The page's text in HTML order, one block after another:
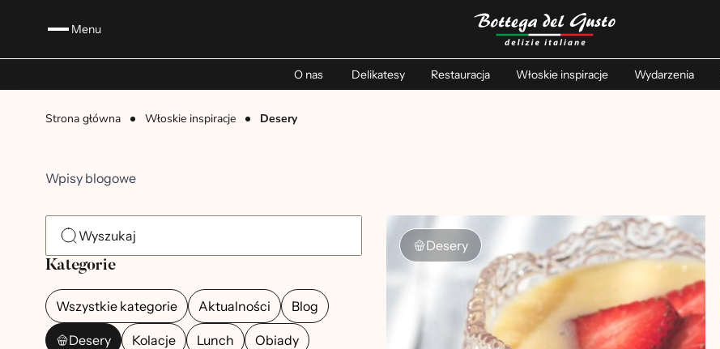
Menu
O nas Delikatesy Restauracja Włoskie inspiracje Wydarzenia
Strona główna Włoskie inspiracje Desery
Wpisy blogowe
Kategorie
Wszystkie kategorie Aktualności Blog
Desery Kolacje Lunch Obiady
Desery